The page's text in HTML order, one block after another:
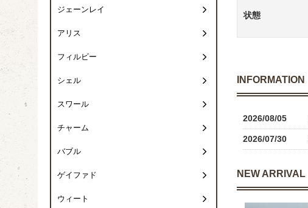
状態
INFORMATION
2026/08/05
2026/07/30
NEW ARRIVAL
ジェーンレイ
アリス
フィルビー
シェル
スワール
チャーム
バブル
ゲイファド
ウィート